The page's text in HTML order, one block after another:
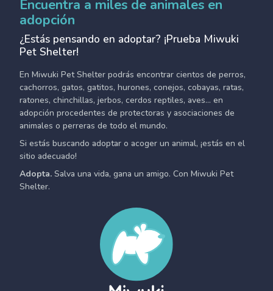
Encuentra a miles de animales en
adopción
¿Estás pensando en adoptar? ¡Prueba Miwuki
Pet Shelter!
En Miwuki Pet Shelter podrás encontrar cientos de perros,
cachorros, gatos, gatitos, hurones, conejos, cobayas, ratas,
ratones, chinchillas, jerbos, cerdos reptiles, aves... en
adopción procedentes de protectoras y asociaciones de
animales o perreras de todo el mundo.
Si estás buscando adoptar o acoger un animal, ¡estás en el
sitio adecuado!
Adopta. Salva una vida, gana un amigo. Con Miwuki Pet
Shelter.